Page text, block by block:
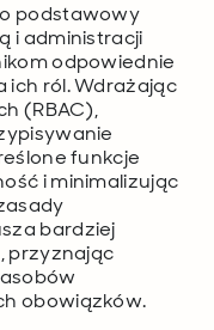
podstawowy
i administracji
odpowiednie
ich ról. Wdrażając
(RBAC),
funkcje
i minimalizując
bardziej
przyznając
obowiązków.